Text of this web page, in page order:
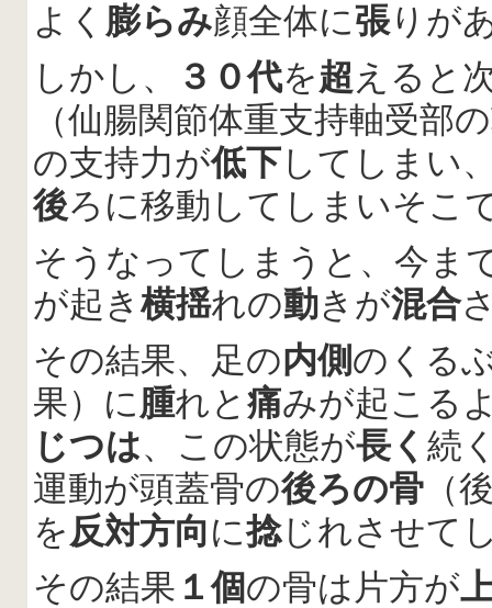
よく 膨らみ顔全体に張りが
しかし、
３０代を超 えると
（仙腸関節体重支持軸受部
の支持力が低下してしまい
後ろに移動してしまいそこ
そうなってしまうと、今ま
が起き 横揺れの動きが混合
その結果、足の内側のくる
果）に腫れと 痛みが起こる
じつは、この状態が長く 続
運動が頭蓋骨の後ろの骨 （
を反対方向に捻じれさせて
その結果 １個の骨は片方が